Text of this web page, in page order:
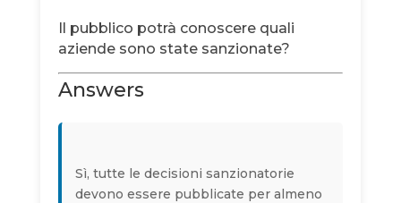
Il pubblico potrà conoscere quali
aziende sono state sanzionate?
Answers
Sì, tutte le decisioni sanzionatorie
devono essere pubblicate per almeno